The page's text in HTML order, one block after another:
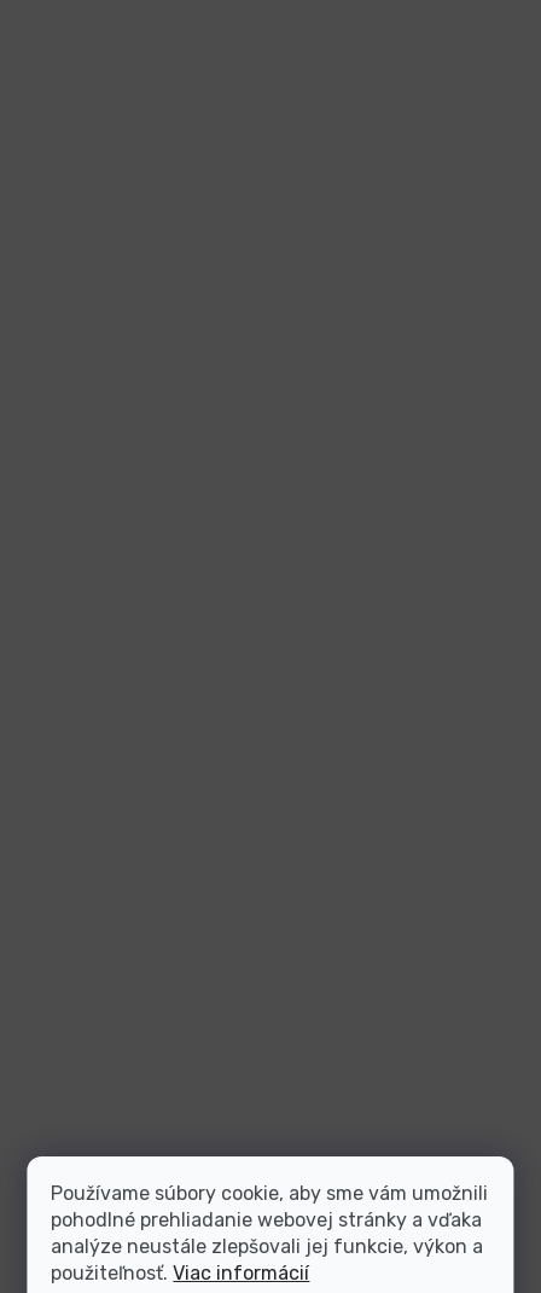
Používame súbory cookie, aby sme vám umožnili
pohodlné prehliadanie webovej stránky a vďaka
analýze neustále zlepšovali jej funkcie, výkon a
použiteľnosť.Viac informácií